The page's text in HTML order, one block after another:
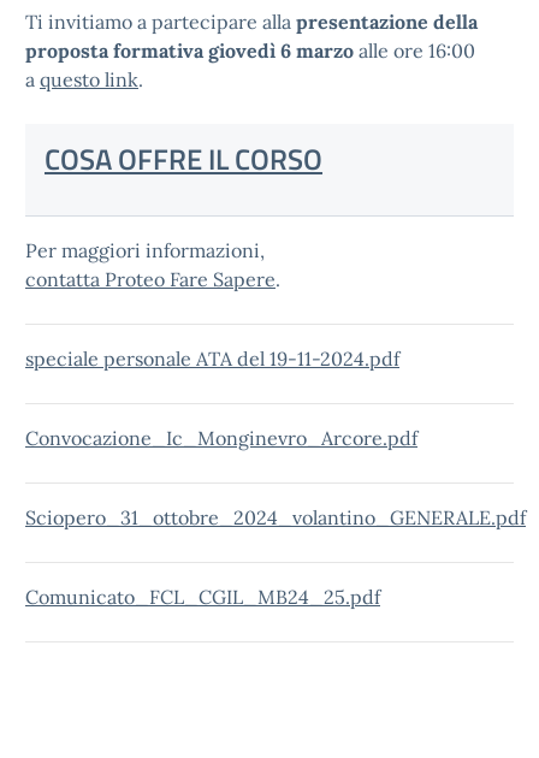
Ti invitiamo a partecipare alla presentazione della
proposta formativa giovedì 6 marzo alle ore 16:00
a questo link.
COSA OFFRE IL CORSO
Per maggiori informazioni,
contatta Proteo Fare Sapere.
speciale personale ATA del 19-11-2024.pdf
Convocazione_Ic_Monginevro_Arcore.pdf
Sciopero_31_ottobre_2024_volantino_GENERALE.pdf
Comunicato_FCL_CGIL_MB24_25.pdf